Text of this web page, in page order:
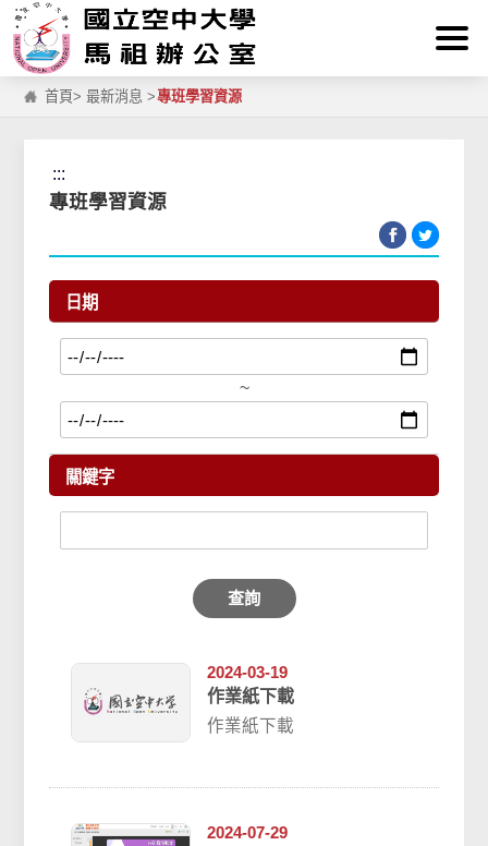
跳到主要內容區塊
:::
首頁>最新消息 >專班學習資源
:::
專班學習資源
日期
~
關鍵字
查詢
2024-03-19
作業紙下載
作業紙下載
2024-07-29